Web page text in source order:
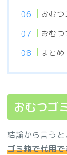
おむつ
おむつ
まとめ
おむつゴ
結論から言う
ゴミ箱で代用